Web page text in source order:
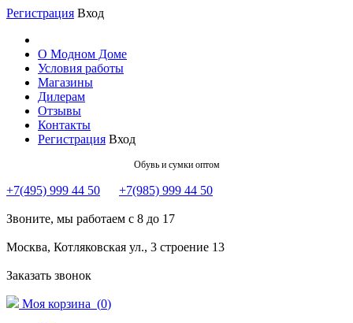
Регистрация Вход
О Модном Доме
Условия работы
Магазины
Дилерам
Отзывы
Контакты
Регистрация Вход
Обувь и сумки оптом
+7(495) 999 44 50 +7(985) 999 44 50
Звоните, мы работаем с 8 до 17
Москва, Котляковская ул., 3 строение 13
Заказать звонок
Моя корзина (0)